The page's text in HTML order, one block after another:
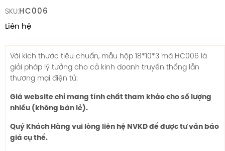
SKU:HC006
Liên hệ
Với kích thước tiêu chuẩn, mẫu hộp 18*10*3 mã HC006 là
giải pháp lý tưởng cho cả kinh doanh truyền thống lẫn
thương mại điện tử.
Giá website chỉ mang tính chất tham khảo cho số lượng
nhiều (không bán lẻ).
Quý Khách Hàng vui lòng liên hệ NVKD để được tư vấn báo
giá cụ thể.